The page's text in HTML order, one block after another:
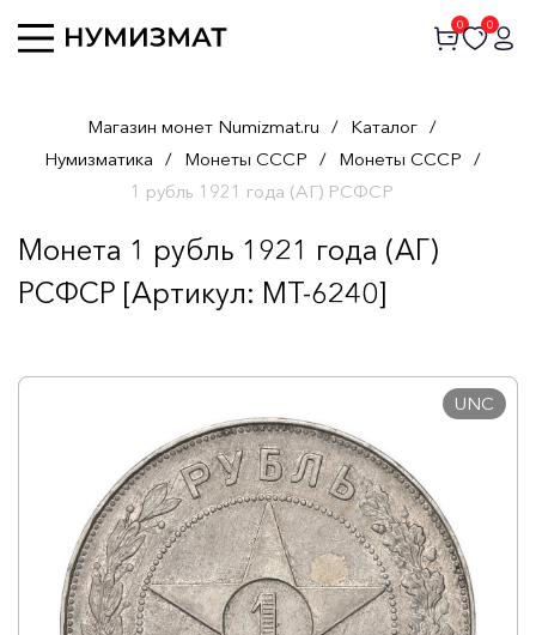
0 0
Магазин монет Numizmat.ru / Каталог /
Нумизматика / Монеты СССР / Монеты СССР /
1 рубль 1921 года (АГ) РСФСР
Монета 1 рубль 1921 года (АГ)
РСФСР [Артикул: MT-6240]
UNC